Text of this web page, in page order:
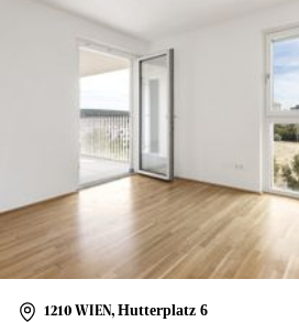
1210 WIEN, Hutterplatz 6